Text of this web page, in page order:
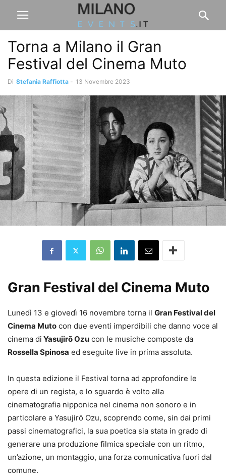
Torna a Milano il Gran
Festival del Cinema Muto
Di Stefania Raffiotta - 13 Novembre 2023
Gran Festival del Cinema Muto
Lunedì 13 e giovedì 16 novembre torna il Gran Festival del
Cinema Muto con due eventi imperdibili che danno voce al
cinema di Yasujirō Ozu con le musiche composte da
Rossella Spinosa ed eseguite live in prima assoluta.
In questa edizione il Festival torna ad approfondire le
opere di un regista, e lo sguardo è volto alla
cinematografia nipponica nel cinema non sonoro e in
particolare a Yasujirō Ozu, scoprendo come, sin dai primi
passi cinematografici, la sua poetica sia stata in grado di
generare una produzione filmica speciale con un ritmo,
un’azione, un montaggio, una forza comunicativa fuori dal
comune.